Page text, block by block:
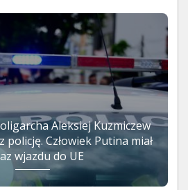
Aleksiej Kuzmiczew
Człowiek Putina miał
wjazdu do UE